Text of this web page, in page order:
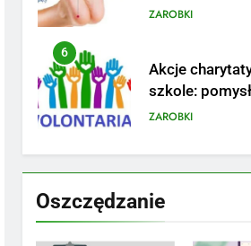
na tym
ZAROBKI
6
Akcje
szkole:
przykłady, które
ZAROBKI
7
Jak
finansowo na
jak
PORADY
Oszczędzanie